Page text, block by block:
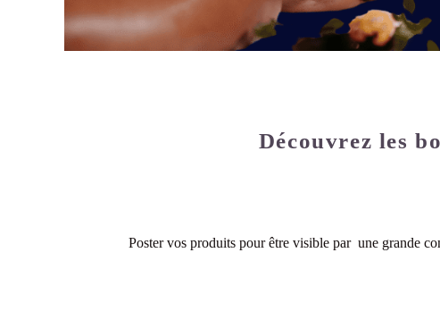
Découvrez les
Poster vos produits pour être visible par une grande